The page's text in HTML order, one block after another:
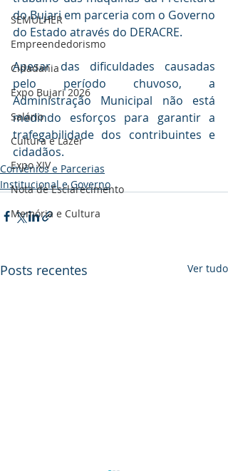
SEMULHER
Empreendedorismo
Cidadania
Expo Bujari 2026
Salário
Cultura e Lazer
Expo XIV
Nota de Esclarecimento
Memória e Cultura
do Bujari em parceria com o Governo
do Estado através do DERACRE.
Apesar das dificuldades causadas
pelo período chuvoso, a
Administração Municipal não está
medindo esforços para garantir a
trafegabilidade dos contribuintes e
cidadãos.
Convênios e Parcerias
Institucional e Governo
Posts recentes Ver tudo